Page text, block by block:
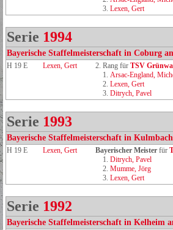
3. Lexen, Gert
Serie 1994
Bayerische Staffelmeisterschaft in Coburg
H 19 E Lexen, Gert 2. Rang für TSV
1. Arsac‑England,
2. Lexen, Gert
3. Ditrych, Pavel
Serie 1993
Bayerische Staffelmeisterschaft in
H 19 E Lexen, Gert Bayerischer Meister für
1. Ditrych, Pavel
2. Mumme, Jörg
3. Lexen, Gert
Serie 1992
Bayerische Staffelmeisterschaft in Kelheim